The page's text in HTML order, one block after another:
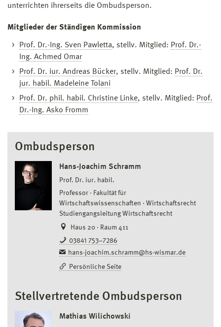
unterrichten ihrerseits die Ombudsperson.
Mitglieder der Ständigen Kommission
Prof. Dr.-Ing. Sven Pawletta, stellv. Mitglied: Prof. Dr.-
Ing. Achmed Omar
Prof. Dr. iur. Andreas Bücker, stellv. Mitglied: Prof. Dr.
jur. habil. Madeleine Tolani
Prof. Dr. phil. habil. Christine Linke, stellv. Mitglied: Prof.
Dr.-Ing. Asko Fromm
Ombudsperson
Hans-Joachim Schramm
Prof. Dr. iur. habil.
Professor
Fakultät für
Wirtschaftswissenschaften
Wirtschaftsrecht
Studiengangsleitung Wirtschaftsrecht
Haus 20 · Raum 411
03841 753–7286
hans-joachim.schramm@hs-wismar.de
Persönliche Seite
Stellvertretende Ombudsperson
Mathias Wilichowski